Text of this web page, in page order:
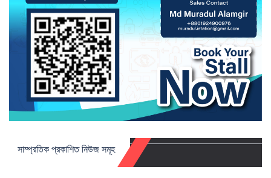
সাম্প্রতিক প্রকাশিত নিউজ সমূহ